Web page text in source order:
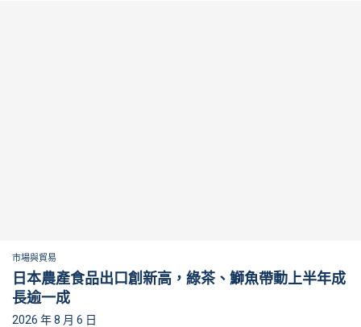
市場與貿易
日本農產食品出口創新高，綠茶、鰤魚帶動上半年成
長逾一成
2026 年 8 月 6 日